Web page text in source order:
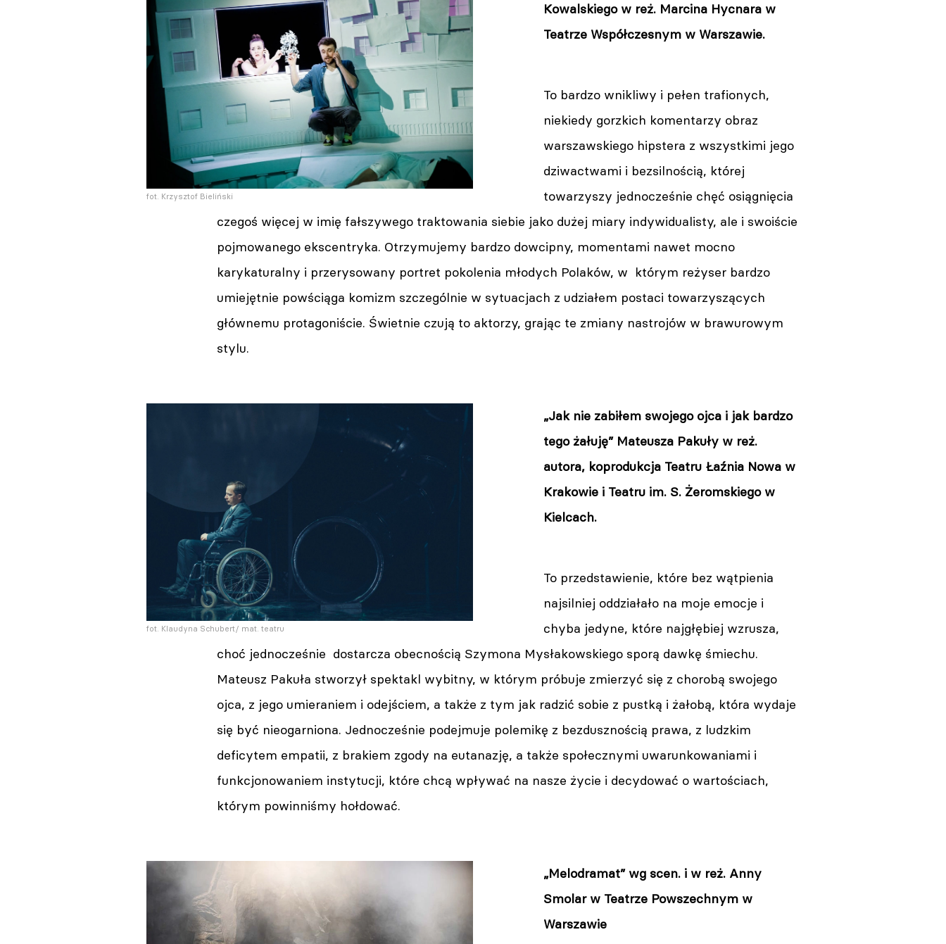
fot. Krzysztof Bieliński
Kowalskiego w reż. Marcina Hycnara w
Teatrze Współczesnym w Warszawie.
To bardzo wnikliwy i pełen trafionych,
niekiedy gorzkich komentarzy obraz
warszawskiego hipstera z wszystkimi jego
dziwactwami i bezsilnością, której
towarzyszy jednocześnie chęć osiągnięcia
czegoś więcej w imię fałszywego traktowania siebie jako dużej miary indywidualisty, ale i swoiście
pojmowanego ekscentryka. Otrzymujemy bardzo dowcipny, momentami nawet mocno
karykaturalny i przerysowany portret pokolenia młodych Polaków, w którym reżyser bardzo
umiejętnie powściąga komizm szczególnie w sytuacjach z udziałem postaci towarzyszących
głównemu protagoniście. Świetnie czują to aktorzy, grając te zmiany nastrojów w brawurowym
stylu.
fot. Klaudyna Schubert/ mat. teatru
„Jak nie zabiłem swojego ojca i jak bardzo
tego żałuję” Mateusza Pakuły w reż.
autora, koprodukcja Teatru Łaźnia Nowa w
Krakowie i Teatru im. S. Żeromskiego w
Kielcach.
To przedstawienie, które bez wątpienia
najsilniej oddziałało na moje emocje i
chyba jedyne, które najgłębiej wzrusza,
choć jednocześnie dostarcza obecnością Szymona Mysłakowskiego sporą dawkę śmiechu.
Mateusz Pakuła stworzył spektakl wybitny, w którym próbuje zmierzyć się z chorobą swojego
ojca, z jego umieraniem i odejściem, a także z tym jak radzić sobie z pustką i żałobą, która wydaje
się być nieogarniona. Jednocześnie podejmuje polemikę z bezdusznością prawa, z ludzkim
deficytem empatii, z brakiem zgody na eutanazję, a także społecznymi uwarunkowaniami i
funkcjonowaniem instytucji, które chcą wpływać na nasze życie i decydować o wartościach,
którym powinniśmy hołdować.
„Melodramat” wg scen. i w reż. Anny
Smolar w Teatrze Powszechnym w
Warszawie